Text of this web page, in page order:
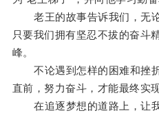
老王的故事告诉我们，无论
只要我们拥有坚忍不拔的奋斗
峰。
不论遇到怎样的困难和挫折
直前，努力奋斗，才能最终实
在追逐梦想的道路上，让我